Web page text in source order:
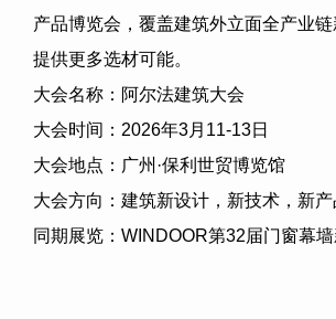
产品博览会，覆盖建筑外立面全产业
提供更多选材可能。
大会名称：阿尔法建筑大会
大会时间： 2026年3月 11-13日
大会地点：广州·保利世贸博览馆
大会方向：建筑新设计，新技术，新
同期展览： WINDOOR第32届门窗幕